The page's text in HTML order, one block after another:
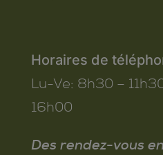
Horaires de
Lu-Ve: 8h30 –
16h00
Des rendez-vous